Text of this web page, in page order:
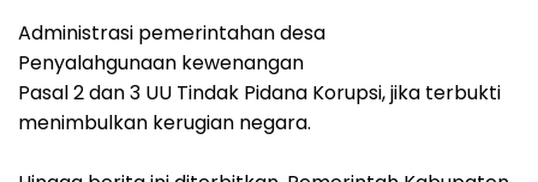
Administrasi pemerintahan desa
‎Penyalahgunaan kewenangan
‎Pasal 2 dan 3 UU Tindak Pidana Korupsi, jika terbukti
menimbulkan kerugian negara.